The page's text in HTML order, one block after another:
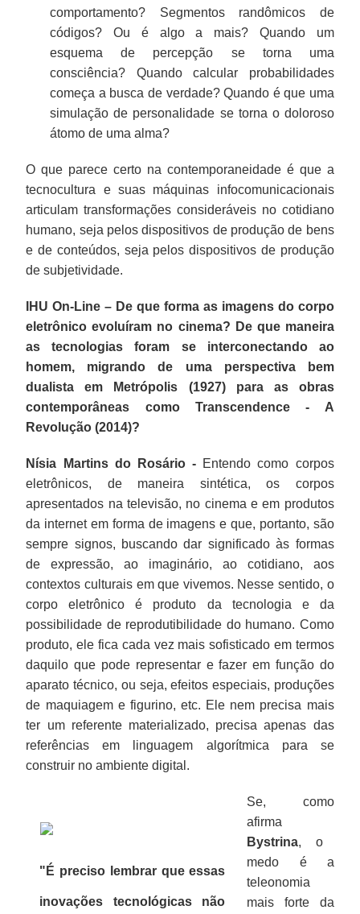
comportamento? Segmentos randômicos de
códigos? Ou é algo a mais? Quando um
esquema de percepção se torna uma
consciência? Quando calcular probabilidades
começa a busca de verdade? Quando é que uma
simulação de personalidade se torna o doloroso
átomo de uma alma?
O que parece certo na contemporaneidade é que a
tecnocultura e suas máquinas infocomunicacionais
articulam transformações consideráveis no cotidiano
humano, seja pelos dispositivos de produção de bens
e de conteúdos, seja pelos dispositivos de produção
de subjetividade.
IHU On-Line – De que forma as imagens do corpo
eletrônico evoluíram no cinema? De que maneira
as tecnologias foram se interconectando ao
homem, migrando de uma perspectiva bem
dualista em Metrópolis (1927) para as obras
contemporâneas como Transcendence - A
Revolução (2014)?
Nísia Martins do Rosário - Entendo como corpos
eletrônicos, de maneira sintética, os corpos
apresentados na televisão, no cinema e em produtos
da internet em forma de imagens e que, portanto, são
sempre signos, buscando dar significado às formas
de expressão, ao imaginário, ao cotidiano, aos
contextos culturais em que vivemos. Nesse sentido, o
corpo eletrônico é produto da tecnologia e da
possibilidade de reprodutibilidade do humano. Como
produto, ele fica cada vez mais sofisticado em termos
daquilo que pode representar e fazer em função do
aparato técnico, ou seja, efeitos especiais, produções
de maquiagem e figurino, etc. Ele nem precisa mais
ter um referente materializado, precisa apenas das
referências em linguagem algorítmica para se
construir no ambiente digital.
"É preciso lembrar que essas
inovações tecnológicas não
Se, como
afirma
Bystrina, o
medo é a
teleonomia
mais forte da